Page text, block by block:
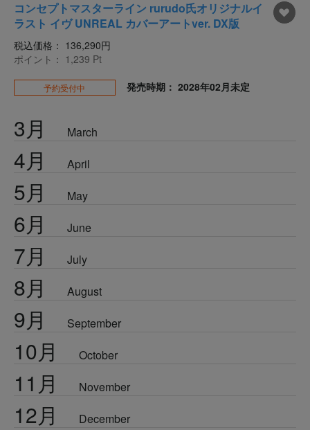
コンセプトマスターライン rurudo氏オリジナルイ
ラスト イヴ UNREAL カバーアートver. DX版
税込価格： 136,290円
ポイント： 1,239 Pt
予約受付中 発売時期： 2028年02月未定
3月 March
4月 April
5月 May
6月 June
7月 July
8月 August
9月 September
10月 October
11月 November
12月 December